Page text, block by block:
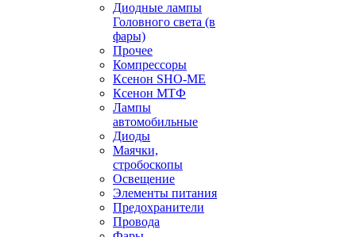
Диодные лампы
Головного света (в
фары)
Прочее
Компрессоры
Ксенон SHO-ME
Ксенон МТФ
Лампы
автомобильные
Диоды
Маячки,
стробоскопы
Освещение
Элементы питания
Предохранители
Провода